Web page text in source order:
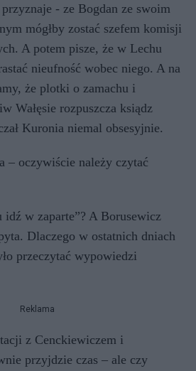
- ze Bogdan ze swoim
mógłby zostać szefem komisji
A potem pisze, że w Lechu
nieufność wobec niego. A na
że plotki o zamachu i
Wałęsie rozpuszcza ksiądz
Kuronia niemal obsesyjnie.
– oczywiście należy czytać
idź w zaparte”? A Borusewicz
Dlaczego w ostatnich dniach
przeczytać wypowiedzi
Reklama
z Cenckiewiczem i
przyjdzie czas – ale czy